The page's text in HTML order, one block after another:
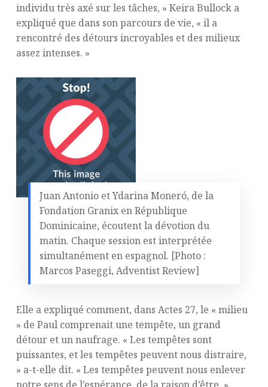
individu très axé sur les tâches, » Keira Bullock a
expliqué que dans son parcours de vie, « il a
rencontré des détours incroyables et des milieux
assez intenses. »
Juan Antonio et Ydarina Moneró, de la
Fondation Granix en République
Dominicaine, écoutent la dévotion du
matin. Chaque session est interprétée
simultanément en espagnol. [Photo :
Marcos Paseggi, Adventist Review]
Elle a expliqué comment, dans Actes 27, le « milieu
» de Paul comprenait une tempête, un grand
détour et un naufrage. « Les tempêtes sont
puissantes, et les tempêtes peuvent nous distraire,
» a-t-elle dit. « Les tempêtes peuvent nous enlever